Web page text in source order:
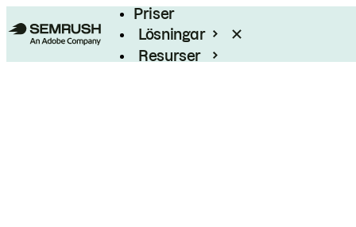
Priser
Lösningar
Resurser